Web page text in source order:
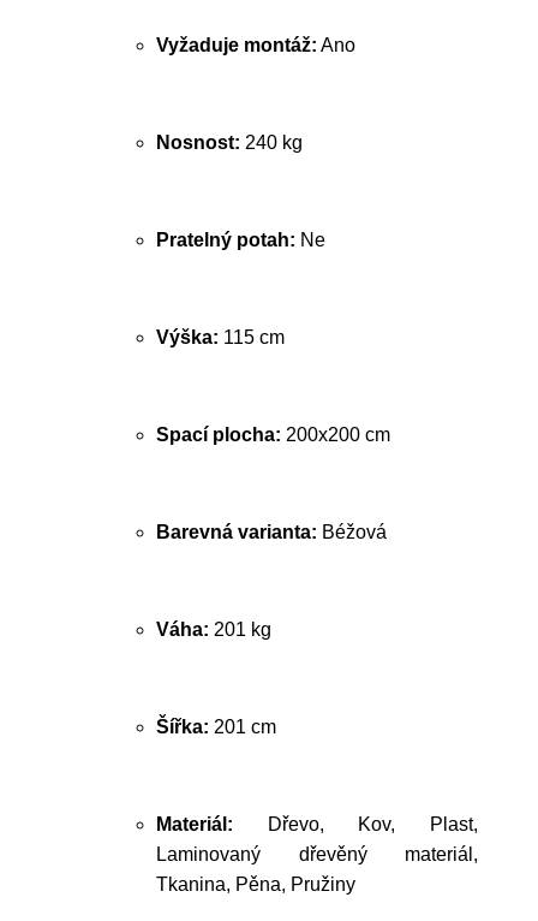
Vyžaduje montáž: Ano
Nosnost: 240 kg
Pratelný potah: Ne
Výška: 115 cm
Spací plocha: 200x200 cm
Barevná varianta: Béžová
Váha: 201 kg
Šířka: 201 cm
Materiál: Dřevo, Kov, Plast,
Laminovaný dřevěný materiál,
Tkanina, Pěna, Pružiny